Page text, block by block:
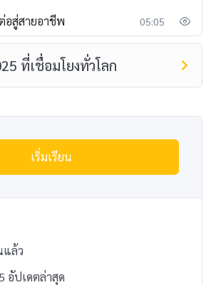
และแอปพลิเคชัน (Software and App
อฟต์แวร์ยังคงสูงอย่างต่อเนื่อง เพราะทุก
พัฒนา, ทดสอบ และดูแลรักษาซอฟต์แวร์
โดยใช้ภาษาโปรแกรมที่หลากหลาย เพื่อ
อสู่สายอาชีพ
05:05
ที่เชื่อมโยงทั่วโลก
เริ่มเรียน
แล้ว
อัปเดตล่าสุด